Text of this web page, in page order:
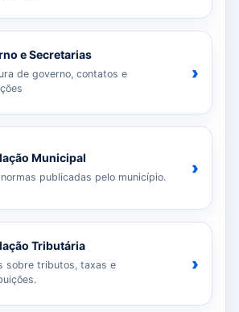
e Secretarias
de governo, contatos e
›
Municipal
publicadas pelo município. ›
Tributária
sobre tributos, taxas e
›